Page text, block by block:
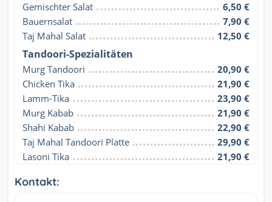
Gemischter Salat
6,50 €
Bauernsalat
7,90 €
Taj Mahal Salat
12,50 €
Tandoori-Spezialitäten
Murg Tandoori
20,90 €
Chicken Tika
21,90 €
Lamm-Tika
23,90 €
Murg Kabab
21,90 €
Shahi Kabab
22,90 €
Taj Mahal Tandoori Platte
29,90 €
Lasoni Tika
21,90 €
Kontakt: